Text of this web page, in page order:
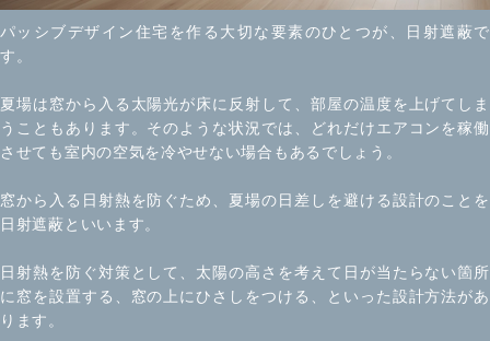
パッシブデザイン住宅を作る大切な要素のひとつが、日射遮蔽で
す。
夏場は窓から入る太陽光が床に反射して、部屋の温度を上げてしま
うこともあります。そのような状況では、どれだけエアコンを稼働
させても室内の空気を冷やせない場合もあるでしょう。
窓から入る日射熱を防ぐため、夏場の日差しを避ける設計のことを
日射遮蔽といいます。
日射熱を防ぐ対策として、太陽の高さを考えて日が当たらない箇所
に窓を設置する、窓の上にひさしをつける、といった設計方法があ
ります。